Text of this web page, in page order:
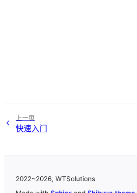
上一页
快速入门
2022~2026, WTSolutions